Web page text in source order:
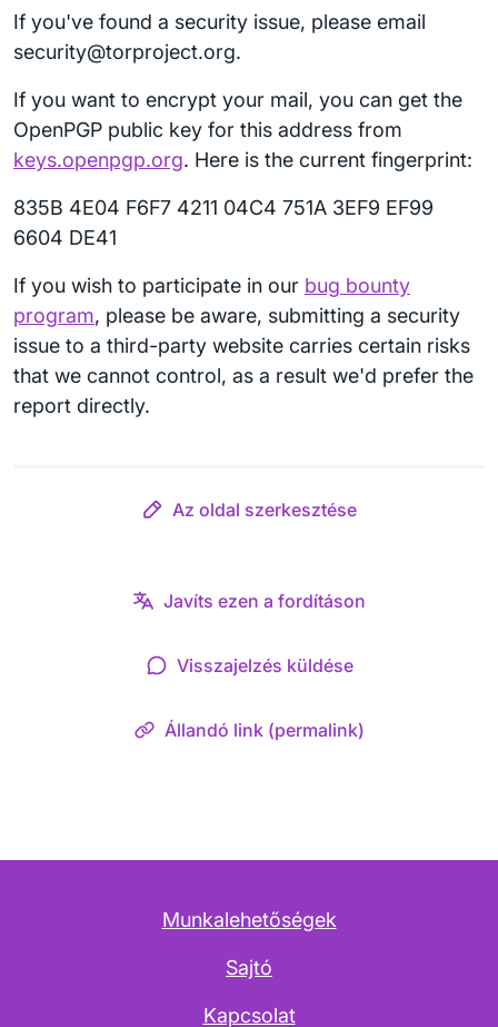
If you've found a security issue, please email
security@torproject.org.
If you want to encrypt your mail, you can get the
OpenPGP public key for this address from
keys.openpgp.org. Here is the current fingerprint:
835B 4E04 F6F7 4211 04C4 751A 3EF9 EF99
6604 DE41
If you wish to participate in our bug bounty
program, please be aware, submitting a security
issue to a third-party website carries certain risks
that we cannot control, as a result we'd prefer the
report directly.
Az oldal szerkesztése
Javíts ezen a fordításon
Visszajelzés küldése
Állandó link (permalink)
Munkalehetőségek
Sajtó
Kapcsolat